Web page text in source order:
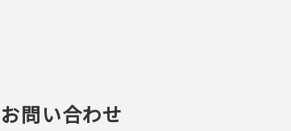
お問い合わせ